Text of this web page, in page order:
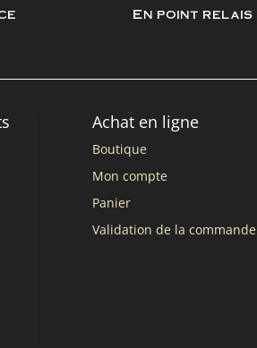
En point relais
Achat en ligne
Boutique
Mon compte
Panier
Validation de la commande